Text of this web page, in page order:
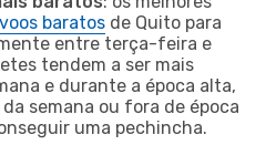
voos baratos de Quito para
entre terça-feira e
tendem a ser mais
e durante a época alta,
semana ou fora de época
uma pechincha.